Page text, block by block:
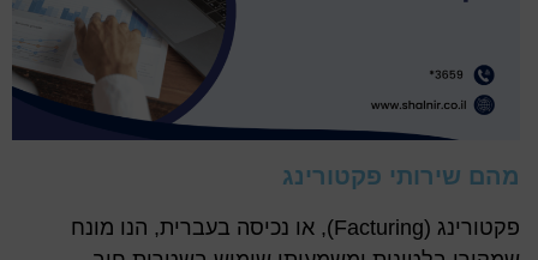
מהם שירותי פקטורינג
פקטורינג (Facturing), או נכיסה בעברית, הנו מונח